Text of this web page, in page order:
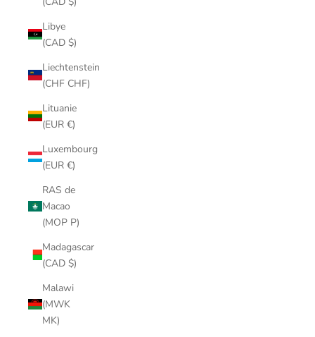
Libye
(CAD $)
Liechtenstein
(CHF CHF)
Lituanie
(EUR €)
Luxembourg
(EUR €)
RAS de
Macao
(MOP P)
Madagascar
(CAD $)
Malawi
(MWK
MK)